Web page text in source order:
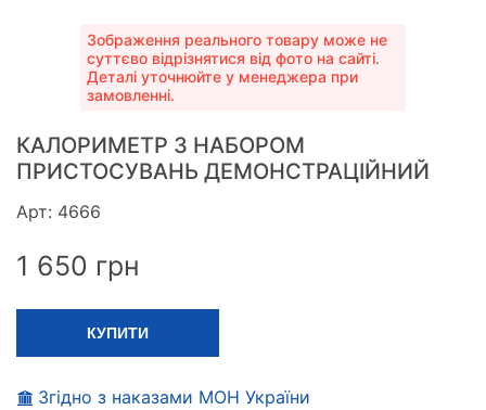
Зображення реального товару може не
суттєво відрізнятися від фото на сайті.
Деталі уточнюйте у менеджера при
замовленні.
КАЛОРИМЕТР З НАБОРОМ
ПРИСТОСУВАНЬ ДЕМОНСТРАЦІЙНИЙ
Арт: 4666
1 650 грн
КУПИТИ
Згідно з наказами МОН України